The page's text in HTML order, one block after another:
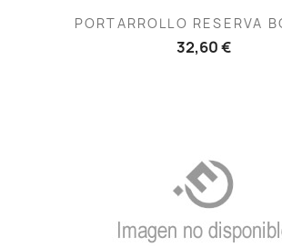
PORTARROLLO RESERVA
32,60 €